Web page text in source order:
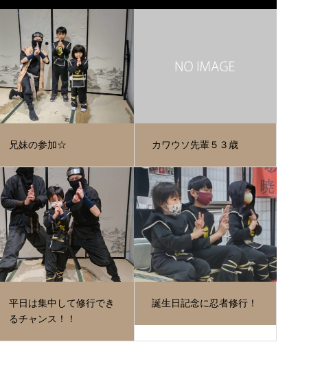
兄妹の参加☆ カワウソ先輩５３歳
平日は集中して修行でき
るチャンス！！
誕生日記念に忍者修行！